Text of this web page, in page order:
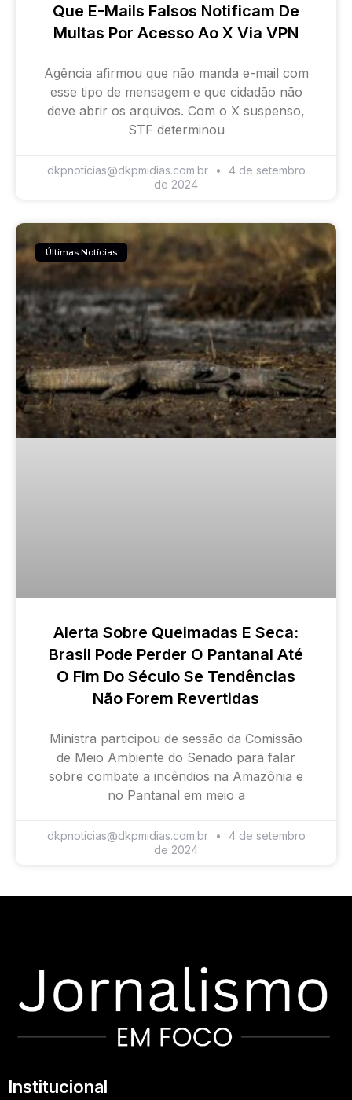
Que E-Mails Falsos Notificam De
Multas Por Acesso Ao X Via VPN
Agência afirmou que não manda e-mail com
esse tipo de mensagem e que cidadão não
deve abrir os arquivos. Com o X suspenso,
STF determinou
dkpnoticias@dkpmidias.com.br
4 de setembro
de 2024
Últimas Notícias
Alerta Sobre Queimadas E Seca:
Brasil Pode Perder O Pantanal Até
O Fim Do Século Se Tendências
Não Forem Revertidas
Ministra participou de sessão da Comissão
de Meio Ambiente do Senado para falar
sobre combate a incêndios na Amazônia e
no Pantanal em meio a
dkpnoticias@dkpmidias.com.br
4 de setembro
de 2024
Institucional